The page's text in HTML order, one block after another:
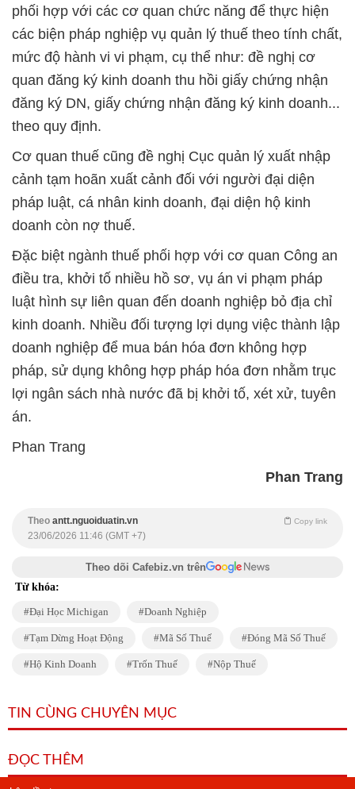
phối hợp với các cơ quan chức năng để thực hiện
các biện pháp nghiệp vụ quản lý thuế theo tính chất,
mức độ hành vi vi phạm, cụ thể như: đề nghị cơ
quan đăng ký kinh doanh thu hồi giấy chứng nhận
đăng ký DN, giấy chứng nhận đăng ký kinh doanh...
theo quy định.
Cơ quan thuế cũng đề nghị Cục quản lý xuất nhập
cảnh tạm hoãn xuất cảnh đối với người đại diện
pháp luật, cá nhân kinh doanh, đại diện hộ kinh
doanh còn nợ thuế.
Đặc biệt ngành thuế phối hợp với cơ quan Công an
điều tra, khởi tố nhiều hồ sơ, vụ án vi phạm pháp
luật hình sự liên quan đến doanh nghiệp bỏ địa chỉ
kinh doanh. Nhiều đối tượng lợi dụng việc thành lập
doanh nghiệp để mua bán hóa đơn không hợp
pháp, sử dụng không hợp pháp hóa đơn nhằm trục
lợi ngân sách nhà nước đã bị khởi tố, xét xử, tuyên
án.
Phan Trang
Phan Trang
Theo antt.nguoiduatin.vn Copy link
23/06/2026 11:46 (GMT +7)
Theo dõi Cafebiz.vn trên
Từ khóa:
Đại Học Michigan Doanh Nghiệp
Tạm Dừng Hoạt Động Mã Số Thuế Đóng Mã Số Thuế
Hộ Kinh Doanh Trốn Thuế Nộp Thuế
TIN CÙNG CHUYÊN MỤC
ĐỌC THÊM